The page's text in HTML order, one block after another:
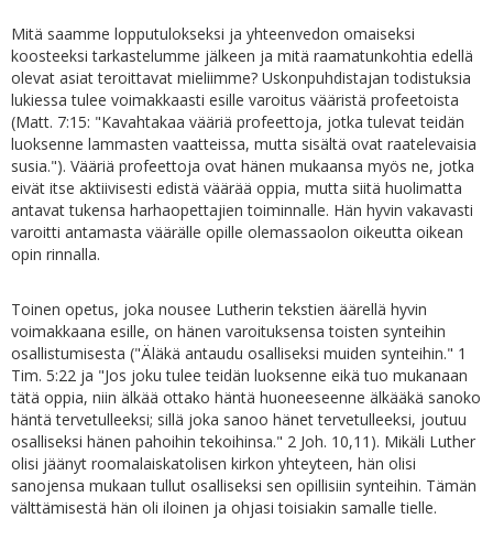
Mitä saamme lopputulokseksi ja yhteenvedon omaiseksi
koosteeksi tarkastelumme jälkeen ja mitä raamatunkohtia edellä
olevat asiat teroittavat mieliimme? Uskonpuhdistajan todistuksia
lukiessa tulee voimakkaasti esille varoitus vääristä profeetoista
(Matt. 7:15: "Kavahtakaa vääriä profeettoja, jotka tulevat teidän
luoksenne lammasten vaatteissa, mutta sisältä ovat raatelevaisia
susia."). Vääriä profeettoja ovat hänen mukaansa myös ne, jotka
eivät itse aktiivisesti edistä väärää oppia, mutta siitä huolimatta
antavat tukensa harhaopettajien toiminnalle. Hän hyvin vakavasti
varoitti antamasta väärälle opille olemassaolon oikeutta oikean
opin rinnalla.
Toinen opetus, joka nousee Lutherin tekstien äärellä hyvin
voimakkaana esille, on hänen varoituksensa toisten synteihin
osallistumisesta ("Äläkä antaudu osalliseksi muiden synteihin." 1
Tim. 5:22 ja "Jos joku tulee teidän luoksenne eikä tuo mukanaan
tätä oppia, niin älkää ottako häntä huoneeseenne älkääkä sanoko
häntä tervetulleeksi; sillä joka sanoo hänet tervetulleeksi, joutuu
osalliseksi hänen pahoihin tekoihinsa." 2 Joh. 10,11). Mikäli Luther
olisi jäänyt roomalaiskatolisen kirkon yhteyteen, hän olisi
sanojensa mukaan tullut osalliseksi sen opillisiin synteihin. Tämän
välttämisestä hän oli iloinen ja ohjasi toisiakin samalle tielle.